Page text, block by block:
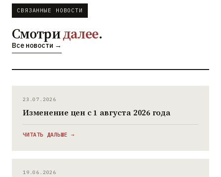
СВЯЗАННЫЕ НОВОСТИ
Смотридалее.
Все новости →
23.07.2026
Изменение цен с 1 августа 2026 года
ЧИТАТЬ ДАЛЬШЕ →
19.06.2026